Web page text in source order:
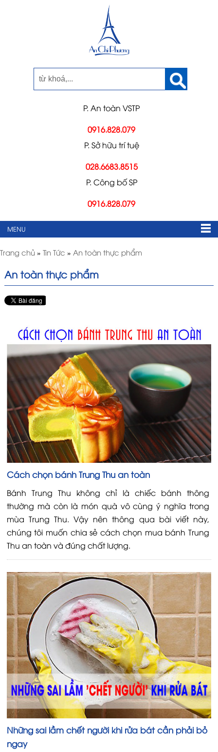
P. An toàn VSTP
0916.828.079
P. Sở hữu trí tuệ
028.6683.8515
P. Công bố SP
0916.828.079
MENU
Trang chủ » Tin Tức » An toàn thực phẩm
An toàn thực phẩm
Cách chọn bánh Trung Thu an toàn
Bánh Trung Thu không chỉ là chiếc bánh thông
thường mà còn là món quà vô cùng ý nghĩa trong
mùa Trung Thu. Vậy nên thông qua bài viết này,
chúng tôi muốn chia sẻ cách chọn mua bánh Trung
Thu an toàn và đúng chất lượng.
Những sai lầm chết người khi rửa bát cần phải bỏ
ngay